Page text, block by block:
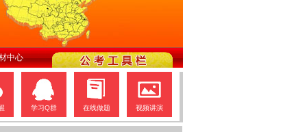
中心
学习Q群 在线做题 视频讲演